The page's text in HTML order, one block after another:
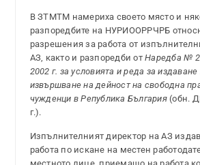
В ЗТМТМ намериха своето място и
разпоредбите на НУРИООРРЧРБ
разрешения за работа от
АЗ, както и разпоредби отНаредба № 2
2002 г. за условията и реда за
извършване на дейност на свободна
чужденци в Република България(обн.
г.).
Изпълнителният директор на АЗ
работа по искане на местен